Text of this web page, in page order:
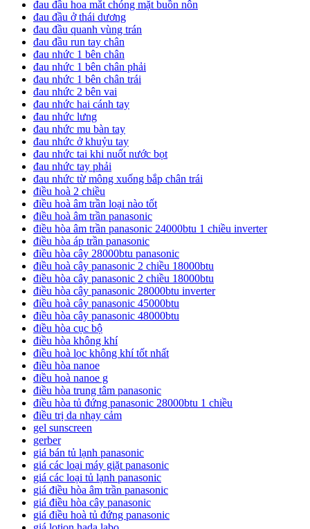
đau đầu hoa mắt chóng mặt buồn nôn
đau đầu ở thái dương
đau đầu quanh vùng trán
đau đầu run tay chân
đau nhức 1 bên chân
đau nhức 1 bên chân phải
đau nhức 1 bên chân trái
đau nhức 2 bên vai
đau nhức hai cánh tay
đau nhức lưng
đau nhức mu bàn tay
đau nhức ở khuỷu tay
đau nhức tai khi nuốt nước bọt
đau nhức tay phải
đau nhức từ mông xuống bắp chân trái
điều hoà 2 chiều
điều hoà âm trần loại nào tốt
điều hoà âm trần panasonic
điều hòa âm trần panasonic 24000btu 1 chiều inverter
điều hòa áp trần panasonic
điều hòa cây 28000btu panasonic
điều hoà cây panasonic 2 chiều 18000btu
điều hòa cây panasonic 2 chiều 18000btu
điều hòa cây panasonic 28000btu inverter
điều hoà cây panasonic 45000btu
điều hòa cây panasonic 48000btu
điều hòa cục bộ
điều hòa không khí
điều hoà lọc không khí tốt nhất
điều hòa nanoe
điều hoà nanoe g
điều hòa trung tâm panasonic
điều hòa tủ đứng panasonic 28000btu 1 chiều
điều trị da nhạy cảm
gel sunscreen
gerber
giá bán tủ lạnh panasonic
giá các loại máy giặt panasonic
giá các loại tủ lạnh panasonic
giá điều hòa âm trần panasonic
giá điều hòa cây panasonic
giá điều hoà tủ đứng panasonic